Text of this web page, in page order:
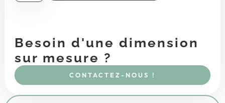
Besoin d'une dimension
sur mesure ?
CONTACTEZ-NOUS !